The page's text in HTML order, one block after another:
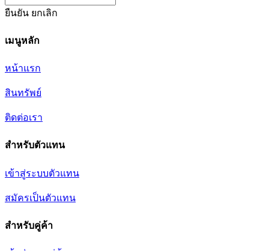
ยืนยัน ยกเลิก
เมนูหลัก
หน้าแรก
สินทรัพย์
ติดต่อเรา
สำหรับตัวแทน
เข้าสู่ระบบตัวแทน
สมัครเป็นตัวแทน
สำหรับคู่ค้า